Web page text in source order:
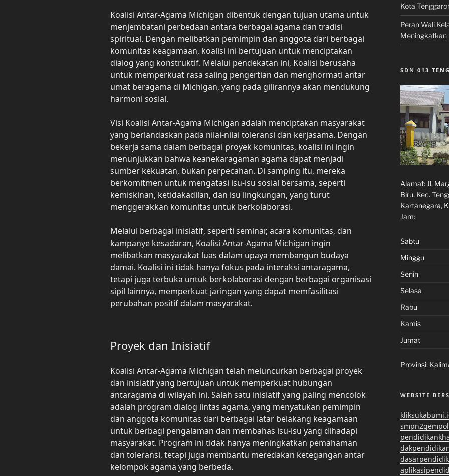
Koalisi Antar-Agama Michigan dibentuk dengan tujuan utama untuk
menjembatani perbedaan antara berbagai agama dan tradisi
spiritual. Dengan melibatkan pemimpin dan anggota dari berbagai
komunitas keagamaan, koalisi ini bertujuan untuk menciptakan
dialog yang konstruktif. Melalui pendekatan ini, Koalisi berusaha
untuk memperkuat rasa saling pengertian dan menghormati antar
umat beragama di Michigan, yang pada gilirannya akan mendukung
harmoni sosial.
Visi Koalisi Antar-Agama Michigan adalah menciptakan masyarakat
yang berlandaskan pada nilai-nilai toleransi dan kerjasama. Dengan
bekerja sama dalam berbagai proyek komunitas, koalisi ini ingin
menunjukkan bahwa keanekaragaman agama dapat menjadi
sumber kekuatan, bukan perpecahan. Di samping itu, mereka
berkomitmen untuk mengatasi isu-isu sosial bersama, seperti
kemiskinan, ketidakadilan, dan isu lingkungan, yang turut
menggerakkan komunitas untuk berkolaborasi.
Melalui berbagai inisiatif, seperti seminar, acara komunitas, dan
kampanye kesadaran, Koalisi Antar-Agama Michigan ingin
melibatkan masyarakat luas dalam upaya membangun budaya
damai. Koalisi ini tidak hanya fokus pada interaksi antaragama,
tetapi juga terbuka untuk berkolaborasi dengan berbagai organisasi
sipil lainnya, memperkuat jaringan yang dapat memfasilitasi
perubahan positif dalam masyarakat.
Proyek dan Inisiatif
Koalisi Antar-Agama Michigan telah meluncurkan berbagai proyek
dan inisiatif yang bertujuan untuk memperkuat hubungan
antaragama di wilayah ini. Salah satu inisiatif yang paling mencolok
adalah program dialog lintas agama, yang menyatukan pemimpin
dan anggota komunitas dari berbagai latar belakang keagamaan
untuk berbagi pengalaman dan membahas isu-isu yang dihadapi
masyarakat. Program ini tidak hanya meningkatkan pemahaman
dan toleransi, tetapi juga membantu meredakan ketegangan antar
kelompok agama yang berbeda.
Kota
Peran Wali
Meningkatkan
SDN 013
Alamat: Jl.
Biru, Kec.
Kartanegara,
Jam:
Sabtu
Minggu
Senin
Selasa
Rabu
Kamis
Jumat
Provinsi:
WEBSITE